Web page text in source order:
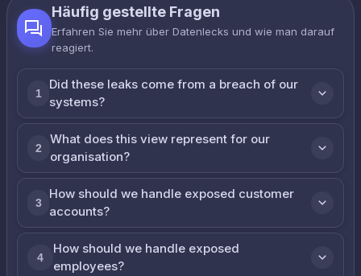
Häufig gestellte Fragen
Erfahren Sie mehr über Datenlecks und wie man darauf
reagiert.
1
Did these leaks come from a breach of our
systems?
2
What does this view represent for our
organisation?
3
How should we handle exposed customer
accounts?
4
How should we handle exposed
employees?